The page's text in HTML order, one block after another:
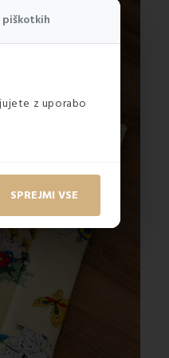
piškotkih
z uporabo
SPREJMI VSE